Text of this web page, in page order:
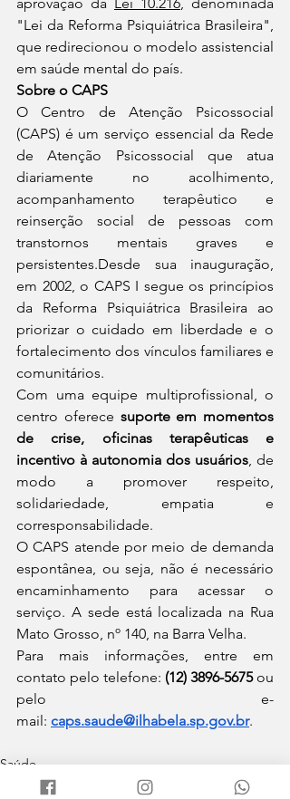
aprovação da Lei 10.216, denominada
"Lei da Reforma Psiquiátrica Brasileira",
que redirecionou o modelo assistencial
em saúde mental do país.
Sobre o CAPS
O Centro de Atenção Psicossocial
(CAPS) é um serviço essencial da Rede
de Atenção Psicossocial que atua
diariamente no acolhimento,
acompanhamento terapêutico e
reinserção social de pessoas com
transtornos mentais graves e
persistentes.Desde sua inauguração,
em 2002, o CAPS I segue os princípios
da Reforma Psiquiátrica Brasileira ao
priorizar o cuidado em liberdade e o
fortalecimento dos vínculos familiares e
comunitários.
Com uma equipe multiprofissional, o
centro oferece suporte em momentos
de crise, oficinas terapêuticas e
incentivo à autonomia dos usuários, de
modo a promover respeito,
solidariedade, empatia e
corresponsabilidade.
O CAPS atende por meio de demanda
espontânea, ou seja, não é necessário
encaminhamento para acessar o
serviço. A sede está localizada na Rua
Mato Grosso, nº 140, na Barra Velha.
Para mais informações, entre em
contato pelo telefone: (12) 3896-5675 ou
pelo e-
mail: caps.saude@ilhabela.sp.gov.br.
Saúde